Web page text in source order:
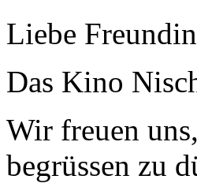
Liebe
Das Kino
Wir freuen
begrüssen zu